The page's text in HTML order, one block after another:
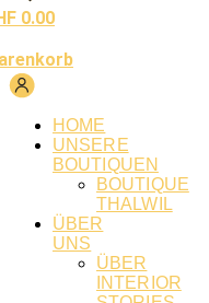
0.00
HOME
UNSERE
BOUTIQUEN
BOUTIQUE
THALWIL
ÜBER
UNS
ÜBER
INTERIOR